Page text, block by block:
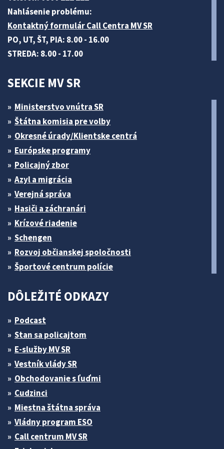
Nahlásenie problému:
Kontaktný formulár Call Centra MV SR
PO, UT, ŠT, PIA: 8.00 - 16.00
STREDA: 8.00 - 17.00
SEKCIE MV SR
Ministerstvo vnútra SR
Štátna komisia pre volby
Okresné úrady/Klientske centrá
Európske programy
Policajný zbor
Azyl a migrácia
Verejná správa
Hasiči a záchranári
Krízové riadenie
Schengen
Rozvoj občianskej spoločnosti
Športové centrum polície
DÔLEŽITÉ ODKAZY
Podcast
Stan sa policajtom
E-služby MV SR
Vestník vlády SR
Obchodovanie s ľuďmi
Cudzinci
Miestna štátna správa
Vládny program ESO
Call centrum MV SR